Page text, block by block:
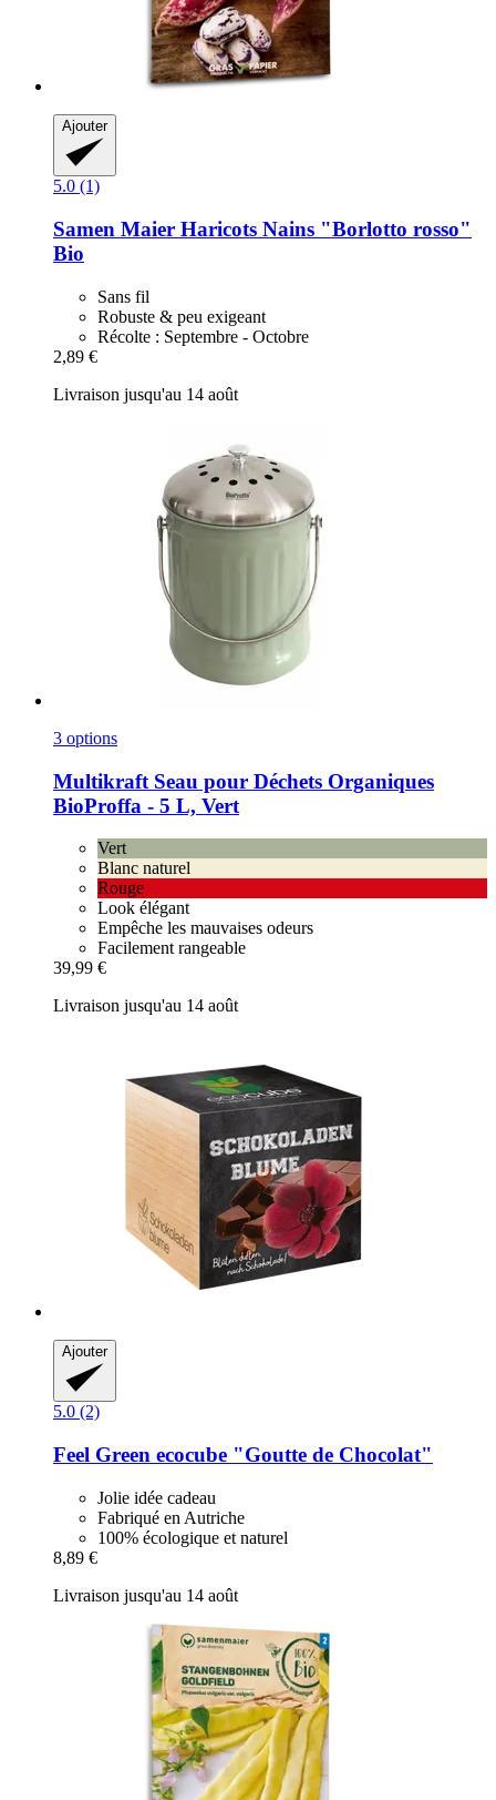
Ajouter
5.0 (1)
Samen Maier Haricots Nains "Borlotto rosso"
Bio
Sans fil
Robuste & peu exigeant
Récolte : Septembre - Octobre
2,89 €
Livraison jusqu'au 14 août
3 options
Multikraft Seau pour Déchets Organiques
BioProffa -​ 5 L, Vert
Vert
Blanc naturel
Rouge
Look élégant
Empêche les mauvaises odeurs
Facilement rangeable
39,99 €
Livraison jusqu'au 14 août
Ajouter
5.0 (2)
Feel Green ecocube "Goutte de Chocolat"
Jolie idée cadeau
Fabriqué en Autriche
100% écologique et naturel
8,89 €
Livraison jusqu'au 14 août